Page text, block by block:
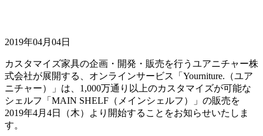
2019年04月04日
カスタマイズ家具の企画・開発・販売を行うユアニチャー株
式会社が展開する、オンラインサービス「Yourniture.（ユア
ニチャー）」は、1,000万通り以上のカスタマイズが可能な
シェルフ「MAIN SHELF（メインシェルフ）」の販売を
2019年4月4日（木）より開始することをお知らせいたしま
す。